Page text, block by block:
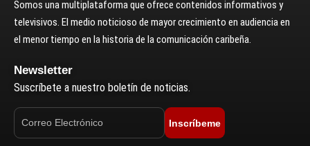
Somos una multiplataforma que ofrece contenidos informativos y
televisivos. El medio noticioso de mayor crecimiento en audiencia en
el menor tiempo en la historia de la comunicación caribeña.
Newsletter
Suscríbete a nuestro boletín de noticias.
Inscríbeme